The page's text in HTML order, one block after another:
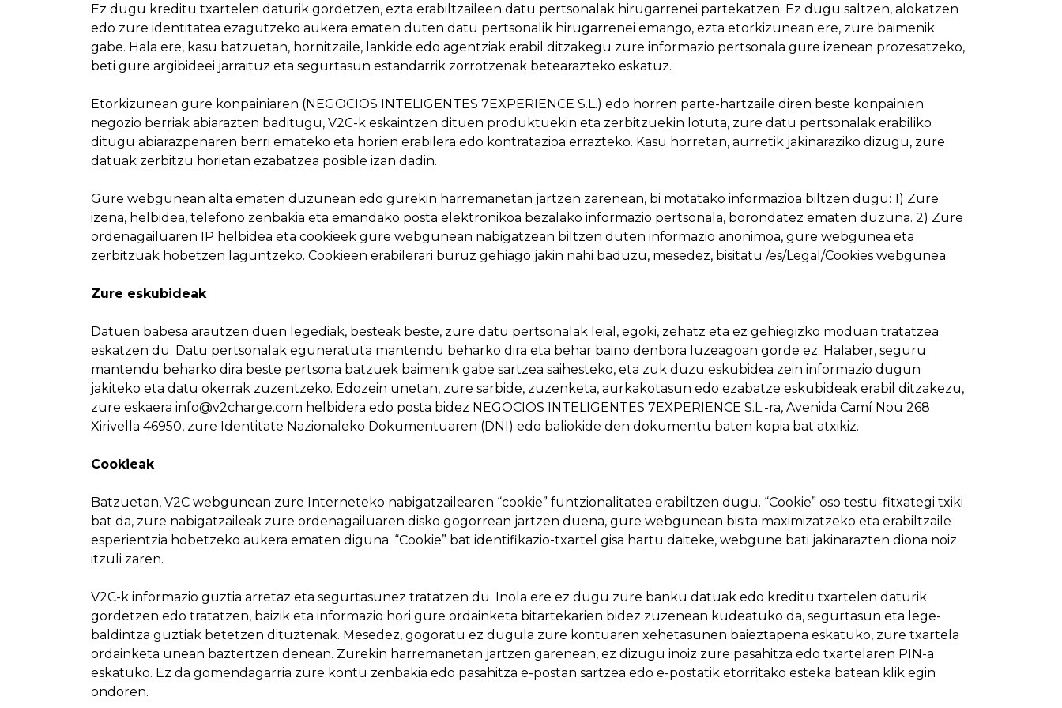
Ez dugu kreditu txartelen daturik gordetzen, ezta erabiltzaileen datu pertsonalak hirugarrenei partekatzen. Ez dugu saltzen, alokatzen
edo zure identitatea ezagutzeko aukera ematen duten datu pertsonalik hirugarrenei emango, ezta etorkizunean ere, zure baimenik
gabe. Hala ere, kasu batzuetan, hornitzaile, lankide edo agentziak erabil ditzakegu zure informazio pertsonala gure izenean prozesatzeko,
beti gure argibideei jarraituz eta segurtasun estandarrik zorrotzenak betearazteko eskatuz.
Etorkizunean gure konpainiaren (NEGOCIOS INTELIGENTES 7EXPERIENCE S.L.) edo horren parte-hartzaile diren beste konpainien
negozio berriak abiarazten baditugu, V2C-k eskaintzen dituen produktuekin eta zerbitzuekin lotuta, zure datu pertsonalak erabiliko
ditugu abiarazpenaren berri emateko eta horien erabilera edo kontratazioa errazteko. Kasu horretan, aurretik jakinaraziko dizugu, zure
datuak zerbitzu horietan ezabatzea posible izan dadin.
Gure webgunean alta ematen duzunean edo gurekin harremanetan jartzen zarenean, bi motatako informazioa biltzen dugu: 1) Zure
izena, helbidea, telefono zenbakia eta emandako posta elektronikoa bezalako informazio pertsonala, borondatez ematen duzuna. 2) Zure
ordenagailuaren IP helbidea eta cookieek gure webgunean nabigatzean biltzen duten informazio anonimoa, gure webgunea eta
zerbitzuak hobetzen laguntzeko. Cookieen erabilerari buruz gehiago jakin nahi baduzu, mesedez, bisitatu /es/Legal/Cookies webgunea.
Zure eskubideak
Datuen babesa arautzen duen legediak, besteak beste, zure datu pertsonalak leial, egoki, zehatz eta ez gehiegizko moduan tratatzea
eskatzen du. Datu pertsonalak eguneratuta mantendu beharko dira eta behar baino denbora luzeagoan gorde ez. Halaber, seguru
mantendu beharko dira beste pertsona batzuek baimenik gabe sartzea saihesteko, eta zuk duzu eskubidea zein informazio dugun
jakiteko eta datu okerrak zuzentzeko. Edozein unetan, zure sarbide, zuzenketa, aurkakotasun edo ezabatze eskubideak erabil ditzakezu,
zure eskaera info@v2charge.com helbidera edo posta bidez NEGOCIOS INTELIGENTES 7EXPERIENCE S.L.-ra, Avenida Camí Nou 268
Xirivella 46950, zure Identitate Nazionaleko Dokumentuaren (DNI) edo baliokide den dokumentu baten kopia bat atxikiz.
Cookieak
Batzuetan, V2C webgunean zure Interneteko nabigatzailearen “cookie” funtzionalitatea erabiltzen dugu. “Cookie” oso testu-fitxategi txiki
bat da, zure nabigatzaileak zure ordenagailuaren disko gogorrean jartzen duena, gure webgunean bisita maximizatzeko eta erabiltzaile
esperientzia hobetzeko aukera ematen diguna. “Cookie” bat identifikazio-txartel gisa hartu daiteke, webgune bati jakinarazten diona noiz
itzuli zaren.
V2C-k informazio guztia arretaz eta segurtasunez tratatzen du. Inola ere ez dugu zure banku datuak edo kreditu txartelen daturik
gordetzen edo tratatzen, baizik eta informazio hori gure ordainketa bitartekarien bidez zuzenean kudeatuko da, segurtasun eta lege-
baldintza guztiak betetzen dituztenak. Mesedez, gogoratu ez dugula zure kontuaren xehetasunen baieztapena eskatuko, zure txartela
ordainketa unean baztertzen denean. Zurekin harremanetan jartzen garenean, ez dizugu inoiz zure pasahitza edo txartelaren PIN-a
eskatuko. Ez da gomendagarria zure kontu zenbakia edo pasahitza e-postan sartzea edo e-postatik etorritako esteka batean klik egin
ondoren.